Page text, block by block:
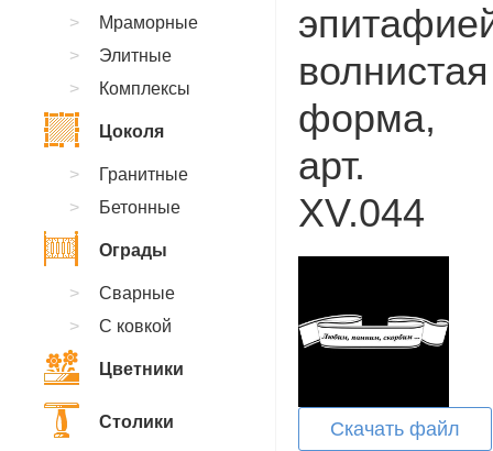
волнистая
форма,
арт.
XV.044
Скачать файл
Мраморные
Элитные
Комплексы
Цоколя
Гранитные
Бетонные
Ограды
Сварные
С ковкой
Цветники
Столики